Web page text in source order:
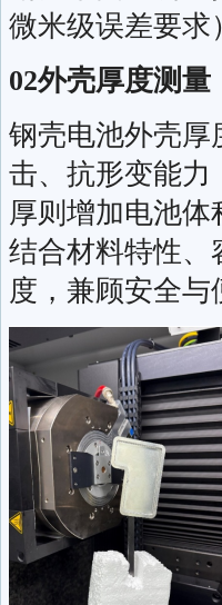
微米级误差要求
02外壳厚度测量
钢壳电池外壳厚
击、抗形变能力
厚则增加电池
结合材料特性、
度，兼顾安全与